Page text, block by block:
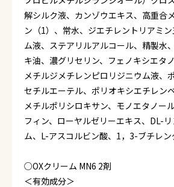
解シルク液、カンゾウエキス、高重合
ン（1）、常水、ジエチレントリアミ
ム液、ステアリルアルコール、精製水
キ油、濃グリセリン、フェノキシエタ
メチルジメチレンピロリジニウム液、
セチルエーテル、ポリオキシエチレン
メチルポリシロキサン、モノエタノー
フィン、ローヤルゼリーエキス、DL-
ム、L-アスコルビン酸、1，3-ブチレ
○OXクリーム MN6 2剤
＜有効成分＞